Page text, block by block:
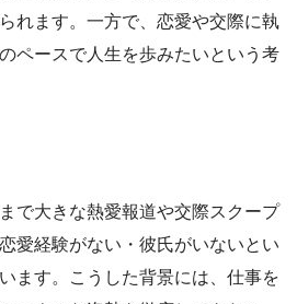
れます。一方で、恋愛や交際に執
ペースで人生を歩みたいという考
で大きな熱愛報道や交際スクープ
愛経験がない・彼氏がいないとい
ます。こうした背景には、仕事を